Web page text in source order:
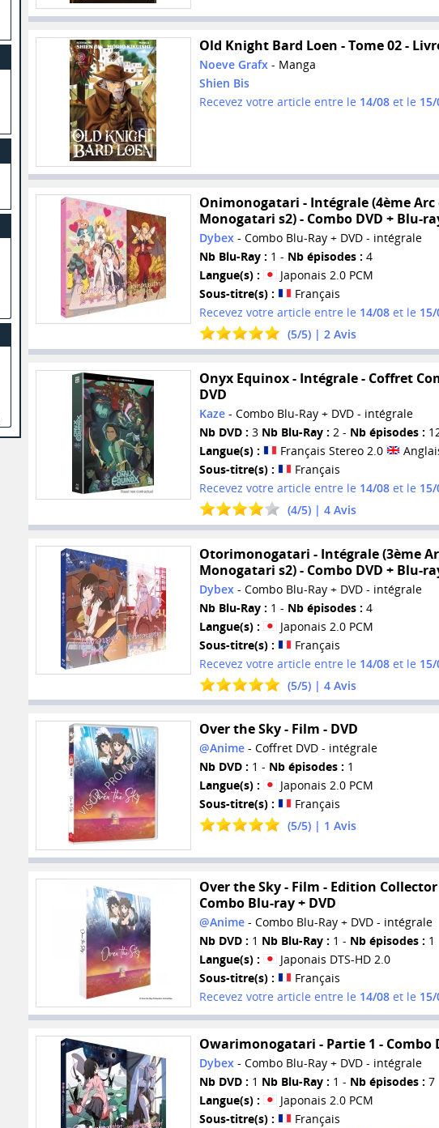
Old Knight Bard Loen - Tome 02 -
Noeve Grafx- Manga
Shien Bis
Recevez votre article entre le 14/08et le
Onimonogatari - Intégrale (4ème Arc
Monogatari s2) - Combo DVD + Blu-
Dybex- Combo Blu-Ray + DVD - intégrale
Nb Blu-Ray : 1 - Nb épisodes : 4
Langue(s) :
Japonais 2.0 PCM
Sous-titre(s) :
Français
Recevez votre article entre le 14/08et le
(5/5) | 2Avis
Onyx Equinox - Intégrale - Coffret
DVD
Kaze- Combo Blu-Ray + DVD - intégrale
Nb DVD : 3 Nb Blu-Ray : 2 - Nb épisodes :
Langue(s) :
Français Stereo 2.0
Sous-titre(s) :
Français
Recevez votre article entre le 14/08et le
(4/5) | 4Avis
Otorimonogatari - Intégrale (3ème
Monogatari s2) - Combo DVD + Blu-
Dybex - Combo Blu-Ray + DVD - intégrale
Nb Blu-Ray : 1 - Nb épisodes : 4
Langue(s) :
Japonais 2.0 PCM
Sous-titre(s) :
Français
Recevez votre article entre le 14/08et le
(5/5) | 4Avis
Over the Sky - Film - DVD
@Anime- Coffret DVD - intégrale
Nb DVD : 1 - Nb épisodes : 1
Langue(s) :
Japonais 2.0 PCM
Sous-titre(s) :
Français
(5/5) | 1 Avis
Over the Sky - Film - Edition
Combo Blu-ray + DVD
@Anime- Combo Blu-Ray + DVD - intégrale
Nb DVD : 1 Nb Blu-Ray : 1 - Nb épisodes : 1
Langue(s) :
Japonais DTS-HD 2.0
Sous-titre(s) :
Français
Recevez votre article entre le 14/08et le
Owarimonogatari - Partie 1 - Combo
Dybex- Combo Blu-Ray + DVD - intégrale
Nb DVD : 1 Nb Blu-Ray : 1 - Nb épisodes : 7
Langue(s) :
Japonais 2.0 PCM
Sous-titre(s) :
Français